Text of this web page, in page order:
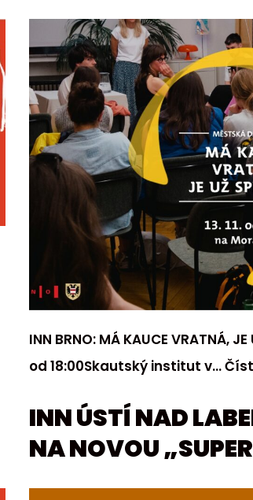
INN BRNO: MÁ KAUCE VRATNÁ,
od 18:00Skautský institut v…
INN ÚSTÍ NAD
NA NOVOU